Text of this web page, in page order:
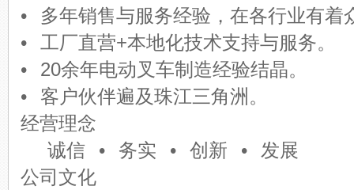
• 多年销售与服务经验，在各行业有
• 工厂直营+本地化技术支持与服务。
• 20余年电动叉车制造经验结晶。
• 客户伙伴遍及珠江三角洲。
经营理念
诚信 • 务实 • 创新 • 发展
公司文化